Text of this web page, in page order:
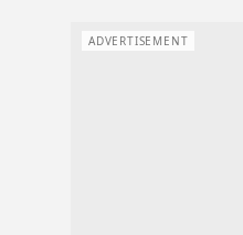
ADVERTISEMENT